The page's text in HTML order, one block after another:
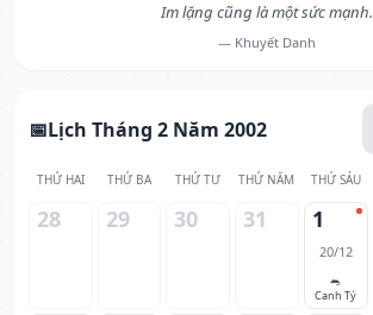
Im lặng cũng là một sức mạnh.
— Khuyết Danh
Lịch Tháng 2 Năm 2002
THỨ HAI THỨ BA THỨ TƯ THỨ NĂM THỨ SÁU
28 29 30 31 1
20/12
🐀
Canh Tý